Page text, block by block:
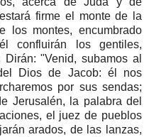
firme el monte de la
los montes, encumbrado
confluirán los gentiles,
"Venid, subamos al
Dios de Jacob: él nos
por sus sendas;
Jerusalén, la palabra del
el juez de pueblos
arados, de las lanzas,